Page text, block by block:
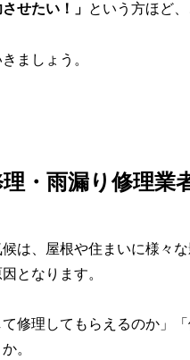
せたい！」 という方ほど
ましょう。
・雨漏り修理業
は、屋根や住まいに様々
となります。
て修理してもらえるのか」
。